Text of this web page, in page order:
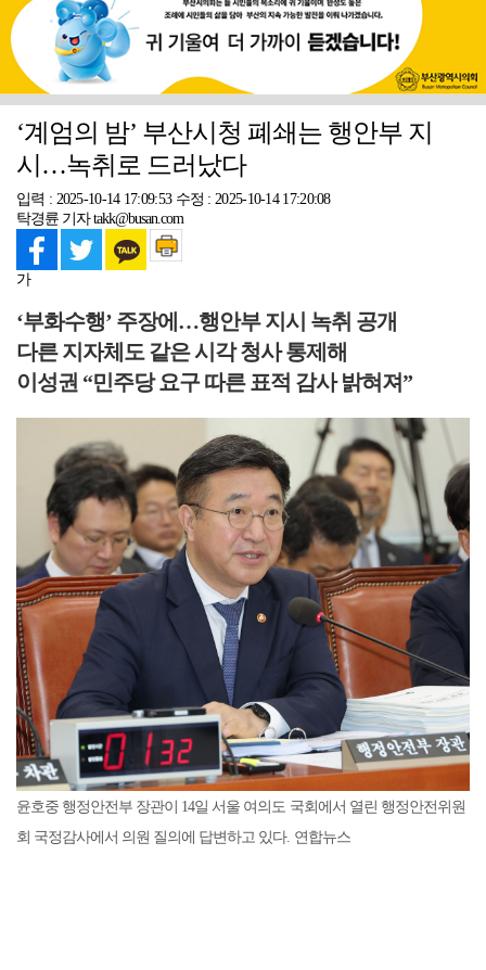
‘계엄의 밤’ 부산시청 폐쇄는 행안부 지
시…녹취로 드러났다
입력 : 2025-10-14 17:09:53 수정 : 2025-10-14 17:20:08
탁경륜 기자 takk@busan.com
가
‘부화수행’ 주장에…행안부 지시 녹취 공개
다른 지자체도 같은 시각 청사 통제해
이성권 “민주당 요구 따른 표적 감사 밝혀져”
윤호중 행정안전부 장관이 14일 서울 여의도 국회에서 열린 행정안전위원
회 국정감사에서 의원 질의에 답변하고 있다. 연합뉴스